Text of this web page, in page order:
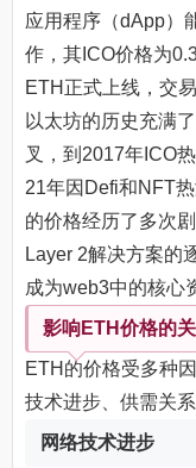
应用程序（dApp）
作，其ICO价格为
ETH正式上线，交
以太坊的历史充满
叉，到2017年ICO
21年因Defi和NFT
的价格经历了多次
Layer 2解决方案的
成为web3中的核心
影响ETH价格的
ETH的价格受多种
技术进步、供需关
网络技术进步